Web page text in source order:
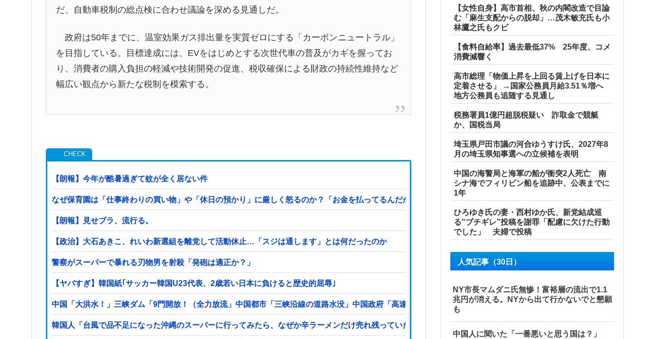
だ、自動車税制の総点検に合わせ議論を深める見通しだ。
政府は50年までに、温室効果ガス排出量を実質ゼロにする「カーボンニュートラル」
を目指している。目標達成には、EVをはじめとする次世代車の普及がカギを握ってお
り、消費者の購入負担の軽減や技術開発の促進、税収確保による財政の持続性維持など
幅広い観点から新たな税制を模索する。
【朗報】今年が酷暑過ぎて蚊が全く居ない件
なぜ保育園は「仕事終わりの買い物」や「休日の預かり」に厳しく怒るのか？「お金を払ってるんだから自由だろ」主張する保護者 vs 「保育欠如のための施設」と諭す保
【朗報】見せブラ、流行る。
【政治】大石あきこ、れいわ新選組を離党して活動休止…「スジは通します」とは何だったのか
警察がスーパーで暴れる刃物男を射殺「発砲は適正か？」
【ヤバすぎ】韓国紙｢サッカー韓国U23代表、2歳若い日本に負けると歴史的屈辱｣
中国「大洪水！」三峡ダム「9門開放！（全力放流」中国都市「三峡沿線の道路水没」中国政府「高速道路封鎖！」中国ダム「緊急放流に合わせて開門（土砂崩れ発生」→
韓国人「台風で品不足になった沖縄のスーパーに行ってみたら、なぜか辛ラーメンだけ売れ残っていたんです…」
【女性自身】高市首相、秋の内閣改造で目論
む「麻生支配からの脱却」…茂木敏充氏も小
林鷹之氏もクビ
【食料自給率】過去最低37% 25年度、コメ
消費減響く
高市総理「物価上昇を上回る賃上げを日本に
定着させる」 →国家公務員月給3.51％増へ
地方公務員も追随する見通し
税務署員1億円超脱税疑い 詐取金で競艇
か、国税当局
埼玉県戸田市議の河合ゆうすけ氏、2027年8
月の埼玉県知事選への立候補を表明
中国の海警局と海軍の船が衝突2人死亡 南
シナ海でフィリピン船を追跡中、公表までに
1年
ひろゆき氏の妻・西村ゆか氏、新党結成巡
る”ブチギレ”投稿を謝罪「配慮に欠けた行動
でした」 夫婦で投稿
人気記事（30日）
NY市長マムダニ氏無惨！富裕層の流出で1.1
兆円が消える。NYから出て行かないでと懇願
も
中国人に聞いた「一番悪いと思う国は？」